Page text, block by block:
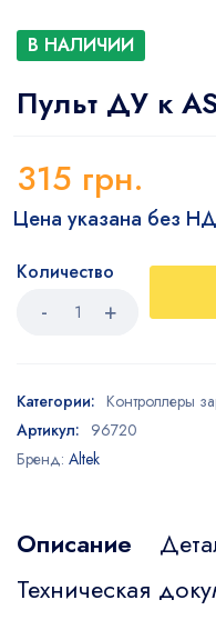
В НАЛИЧИИ
Пульт ДУ к
315 грн.
Цена указана без
Количество
Категории: Контроллеры
Артикул: 96720
Бренд: Altek
Описание
Техническая